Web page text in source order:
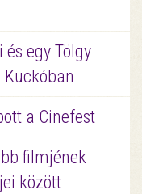
egy Tölgy
a Cinefest
filmjének
között